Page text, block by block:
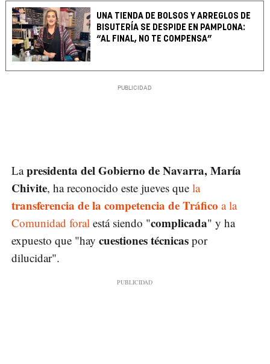
UNA TIENDA DE BOLSOS Y ARREGLOS DE
BISUTERÍA SE DESPIDE EN PAMPLONA:
“AL FINAL, NO TE COMPENSA”
Lapresidenta del Gobierno de Navarra, María
Chivite, ha reconocido este jueves que la
transferencia de la competencia de Tráfico a la
Comunidad foral está siendo "complicada" y ha
expuesto que "hay cuestiones técnicas por
dilucidar".